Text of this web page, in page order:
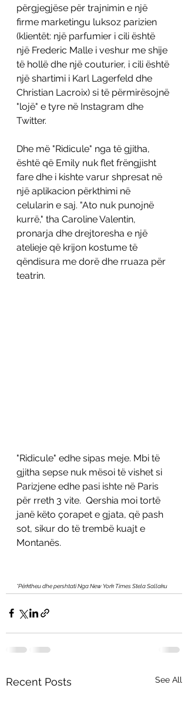
përgjegjëse për trajnimin e një
firme marketingu luksoz parizien
(klientët: një parfumier i cili është
një Frederic Malle i veshur me shije
të hollë dhe një couturier, i cili është
një shartimi i Karl Lagerfeld dhe
Christian Lacroix) si të përmirësojnë
"lojë" e tyre në Instagram dhe
Twitter.
Dhe më "Ridicule" nga të gjitha,
është që Emily nuk flet frëngjisht
fare dhe i kishte varur shpresat në
një aplikacion përkthimi në
celularin e saj. "Ato nuk punojnë
kurrë," tha Caroline Valentin,
pronarja dhe drejtoresha e një
atelieje që krijon kostume të
qëndisura me dorë dhe rruaza për
teatrin.
"Ridicule" edhe sipas meje. Mbi të
gjitha sepse nuk mësoi të vishet si
Parizjene edhe pasi ishte në Paris
për rreth 3 vite.  Qershia moi tortë
janë këto çorapet e gjata, që pash
sot, sikur do të trembë kuajt e
Montanës.
*Përktheu dhe pershtati Nga New York Times Stela Sallaku
Recent Posts See All